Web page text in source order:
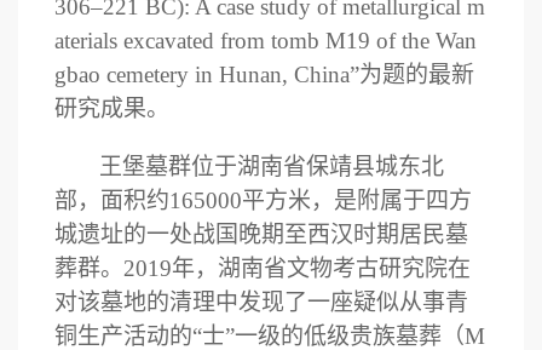
306–221 BC): A case study of metallurgical m
aterials excavated from tomb M19 of the Wan
gbao cemetery in Hunan, China”为题的最新
研究成果。
王堡墓群位于湖南省保靖县城东北
部，面积约165000平方米，是附属于四方
城遗址的一处战国晚期至西汉时期居民墓
葬群。 2019年，湖南省文物考古研究院在
对该墓地的清理中发现了一座疑似从事青
铜生产活动的“士”一级的低级贵族墓葬（M